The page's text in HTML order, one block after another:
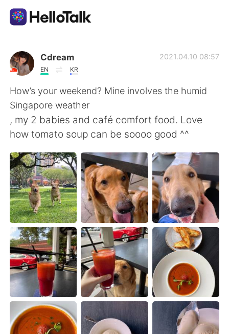
Dil Değişimi Uygulaması
AI Grammar Checker
Türkçe
English 简体中文
繁體中文 Español
العربية Français
Deutsch 日本語
한국어 Русский
Indonesia
Italiano
Cdream
EN KR
2021.04.10 08:57
How’s your weekend? Mine involves the humid
Singapore weather
, my 2 babies and café comfort food. Love
how tomato soup can be soooo good ^^